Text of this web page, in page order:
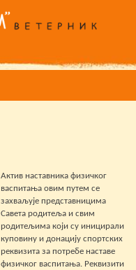
Актив наставника физичког
васпитања овим путем се
захваљује представницима
Савета родитеља и свим
родитељима који су иницирали
куповину и донацију спортских
реквизита за потребе наставе
физичког васпитања. Реквизити